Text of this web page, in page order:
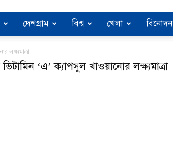
Suprobhat
দেশগ্রাম বিশ্ব খেলা বিনোদন
লক্ষ্যমাত্রা
‘এ’ ক্যাপসুল খাওয়ানোর লক্ষ্যমাত্রা